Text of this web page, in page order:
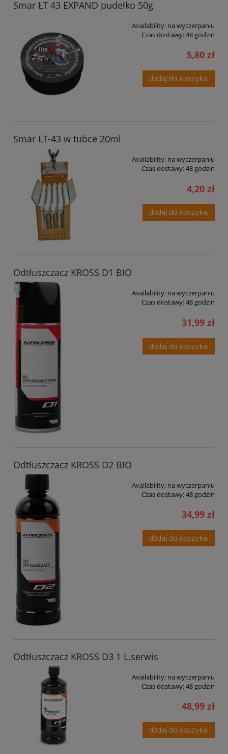
Smar ŁT 43 EXPAND pudełko 50g
Availability: na wyczerpaniu
Czas dostawy:48 godzin
5,80 zł
dodaj do koszyka
Smar ŁT-43 w tubce 20ml
Availability: na wyczerpaniu
Czas dostawy:48 godzin
4,20 zł
dodaj do koszyka
Odtłuszczacz KROSS D1 BIO
Availability: na wyczerpaniu
Czas dostawy:48 godzin
31,99 zł
dodaj do koszyka
Odtłuszczacz KROSS D2 BIO
Availability: na wyczerpaniu
Czas dostawy:48 godzin
34,99 zł
dodaj do koszyka
Odtłuszczacz KROSS D3 1 L.serwis
Availability: na wyczerpaniu
Czas dostawy:48 godzin
48,99 zł
dodaj do koszyka